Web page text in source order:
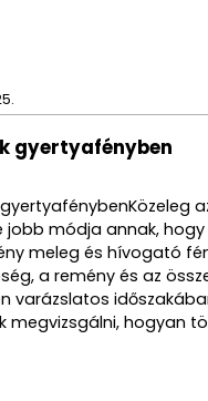
gyertyafényben
jobb módja annak,
meleg és hívogató
a remény és az
varázslatos
megvizsgálni, hogyan